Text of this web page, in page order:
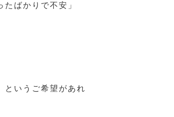
ばかりで不安」
というご希望があれ